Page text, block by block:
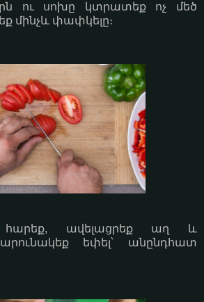
ու սոխը կտրատեք ոչ մեծ
մինչև փափկելը։
հարեք, ավելացրեք աղ և
եփել՝ անընդհատ